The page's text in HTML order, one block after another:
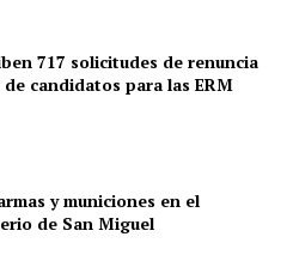
717 solicitudes de renuncia
candidatos para las ERM
y municiones en el
de San Miguel